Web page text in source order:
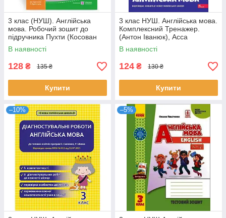
3 клас (НУШ). Англійська
мова. Робочий зошит до
підручника Пухти (Косован
О., Вітушинська Н.,
Холоденко Т.),
В наявності
128 ₴ 135 ₴
Купити
3 клас НУШ. Англійська мова.
Комплексний Тренажер.
(Антон Іванюк), Асса
В наявності
124 ₴ 130 ₴
Купити
–10% –5%